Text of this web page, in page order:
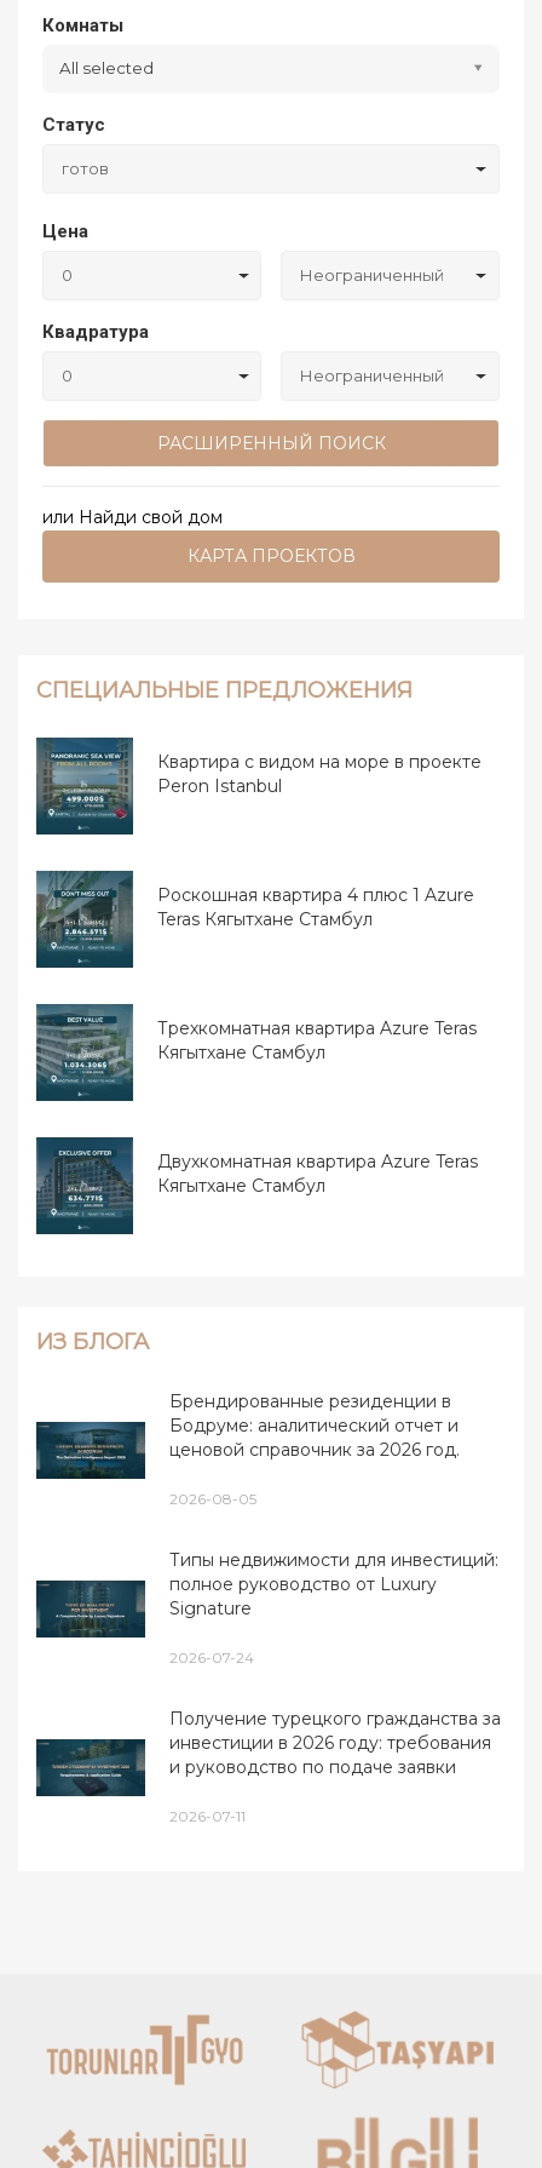
Комнаты
All selected
Статус
готов
Цена
0 Неограниченный
Квадратура
0 Неограниченный
РАСШИРЕННЫЙ ПОИСК
или Найди свой дом
КАРТА ПРОЕКТОВ
СПЕЦИАЛЬНЫЕ ПРЕДЛОЖЕНИЯ
Квартира с видом на море в проекте
Peron Istanbul
Роскошная квартира 4 плюс 1 Azure
Teras Кягытхане Стамбул
Трехкомнатная квартира Azure Teras
Кягытхане Стамбул
Двухкомнатная квартира Azure Teras
Кягытхане Стамбул
ИЗ БЛОГА
Брендированные резиденции в
Бодруме: аналитический отчет и
ценовой справочник за 2026 год.
2026-08-05
Типы недвижимости для инвестиций:
полное руководство от Luxury
Signature
2026-07-24
Получение турецкого гражданства за
инвестиции в 2026 году: требования
и руководство по подаче заявки
2026-07-11